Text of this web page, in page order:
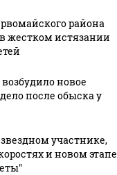
района
жестком истязании
новое
после обыска у
участнике,
и новом этапе